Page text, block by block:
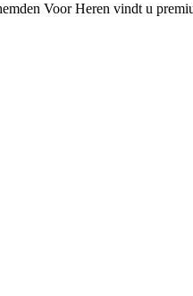
Voor Heren vindt u